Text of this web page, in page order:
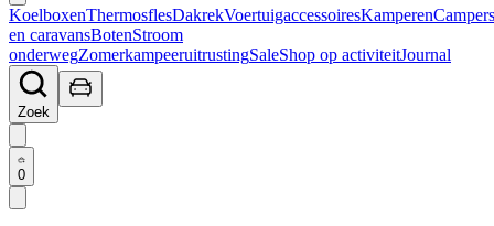
KoelboxenThermosflesDakrekVoertuigaccessoiresKamperenCampers
en caravansBotenStroom
onderwegZomerkampeeruitrustingSaleShop op activiteitJournal
Zoek
0